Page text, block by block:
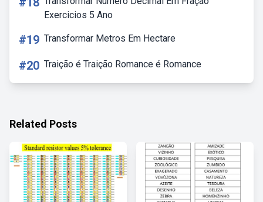
Exercicios 5 Ano
#19 Transformar Metros Em Hectare
#20 Traição é Traição Romance é Romance
Related Posts